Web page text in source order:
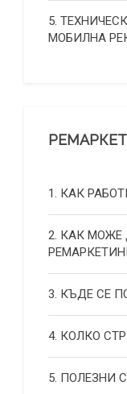
5.
МОБИЛНА
1. КАК
2. КАК
3. КЪДЕ СЕ
4. КОЛКО
5. ПОЛЕЗНИ